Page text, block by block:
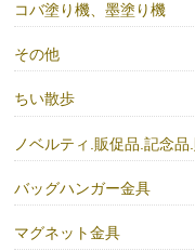
コバ塗り機、墨塗り機
その他
ちい散歩
ノベルティ.販促品.記念
バッグハンガー金具
マグネット金具